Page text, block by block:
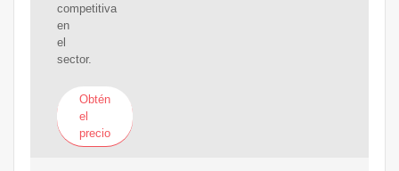
competitiva
en
el
sector.
Obtén
el
precio